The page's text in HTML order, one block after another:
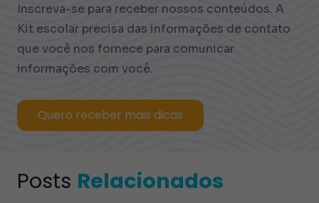
Inscreva-se para receber nossos conteúdos. A
Kit escolar precisa das informações de contato
que você nos fornece para comunicar
informações com você.
Quero receber mais dicas
Posts Relacionados